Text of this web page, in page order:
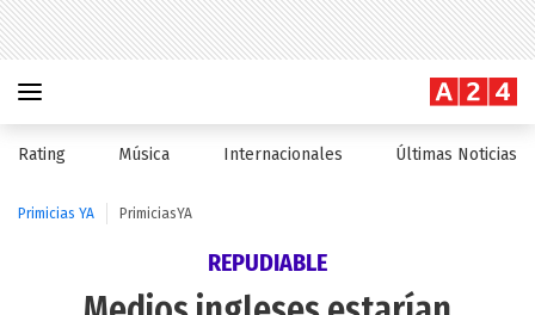
Rating Música Internacionales Últimas Noticias
Primicias YA PrimiciasYA
REPUDIABLE